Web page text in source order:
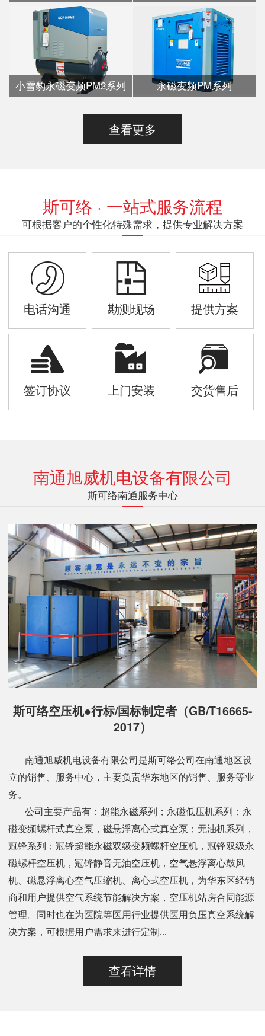
小雪豹永磁变频PM2系列 永磁变频PM系列
查看更多
斯可络 · 一站式服务流程
可根据客户的个性化特殊需求，提供专业解决方案
电话沟通 勘测现场 提供方案
签订协议 上门安装 交货售后
南通旭威机电设备有限公司
斯可络南通服务中心
斯可络空压机●行标/国标制定者（GB/T16665-
2017）
南通旭威机电设备有限公司是斯可络公司在南通地区设
立的销售、服务中心，主要负责华东地区的销售、服务等业
务。
公司主要产品有：超能永磁系列；永磁低压机系列；永
磁变频螺杆式真空泵，磁悬浮离心式真空泵；无油机系列，
冠锋系列；冠锋超能永磁双级变频螺杆空压机，冠锋双级永
磁螺杆空压机，冠锋静音无油空压机，空气悬浮离心鼓风
机、磁悬浮离心空气压缩机、离心式空压机，为华东区经销
商和用户提供空气系统节能解决方案，空压机站房合同能源
管理。同时也在为医院等医用行业提供医用负压真空系统解
决方案，可根据用户需求来进行定制...
查看详情